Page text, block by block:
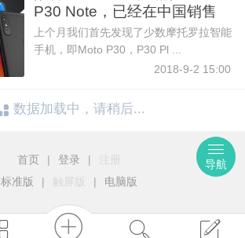
P30 Note，已经在中国销售
上个月我们首先发现了少数摩托罗拉智能
手机，即Moto P30，P30 Pl ...
2018-9-2 15:00
数据加载中，请稍后...
首页 | 登录 |
标准版
| 触屏版 | 电脑版
导航